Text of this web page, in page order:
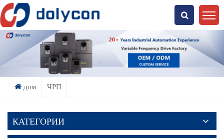
Что Ты Ищешь?
дом ЧРП
КАТЕГОРИИ